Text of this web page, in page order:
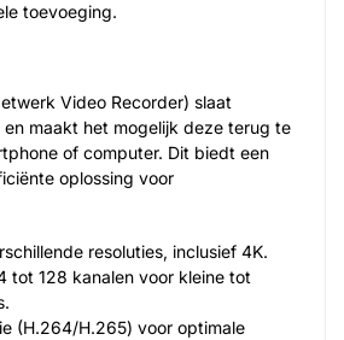
toevoeging.
Video Recorder) slaat
maakt het mogelijk deze terug te
of computer. Dit biedt een
oplossing voor
resoluties, inclusief 4K.
tot 128 kanalen voor kleine tot
(H.264/H.265) voor optimale